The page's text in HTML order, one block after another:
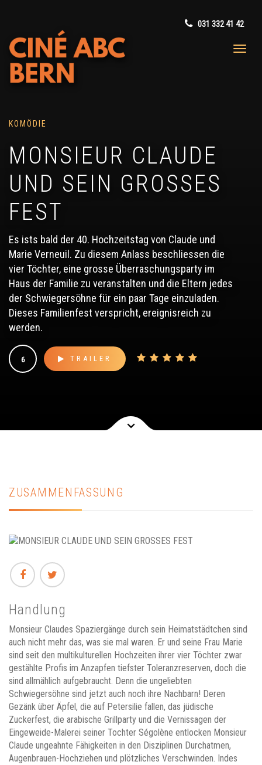
031 332 41 42
KOMÖDIE
MONSIEUR CLAUDE
UND SEIN GROSSES
FEST
Es ists bald der 40. Hochzeitstag von Claude und
Marie Verneuil. Zu diesem Anlass beschliessen die
vier Töchter, eine grosse Überraschungsparty im
Haus der Familie zu veranstalten und die Eltern jedes
der Schwiegersöhne für ein paar Tage einzuladen.
Dieses Familienfest verspricht, ereignisreich zu
werden.
6 TRAILER
ZUSAMMENFASSUNG
Handlung
Monsieur Claudes Spaziergänge durch sein Heimatstädtchen sind
auch nicht mehr das, was sie mal waren. Er und seine Frau Marie
sind seit den multikulturellen Hochzeiten ihrer vier Töchter zwar
gestählte Profis im Anzapfen tiefster Toleranzreserven, doch die
sind allmählich aufgebraucht. Denn die ungeliebten
Schwiegersöhne sind jetzt auch noch ihre Nachbarn! Deren
Gezänk über Äpfel, die auf Petersilie fallen, das jüdische
Zuckerfest, die arabische Grillparty und die Vernissagen der
Eingeweide-Malerei seiner Tochter Ségolène entlocken Monsieur
Claude ungeahnte Fähigkeiten in den Disziplinen Durchatmen,
Augenbrauen-Hochziehen und plötzliches Verschwinden. Indes